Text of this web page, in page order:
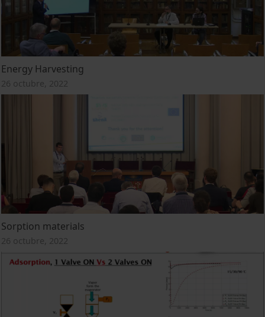
Energy Harvesting
26 octubre, 2022
Sorption materials
26 octubre, 2022